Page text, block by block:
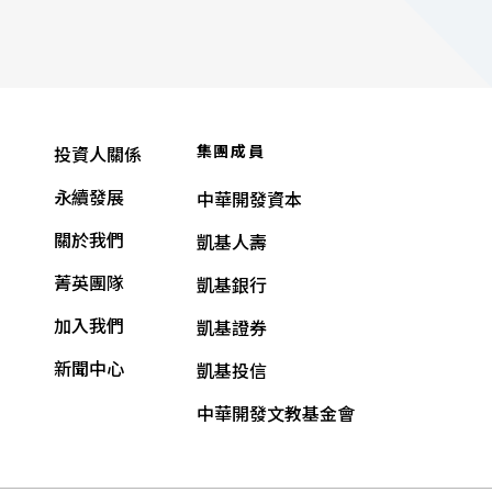
投資人關係
永續發展
關於我們
菁英團隊
加入我們
新聞中心
集團成員
中華開發資本
凱基人壽
凱基銀行
凱基證券
凱基投信
中華開發文教基金會